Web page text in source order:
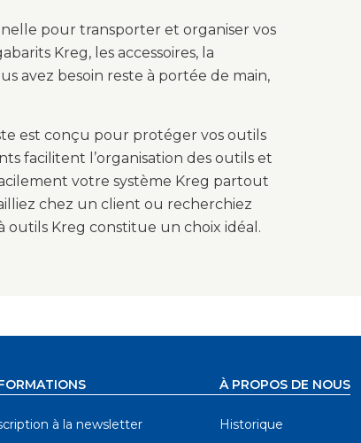
pour transporter et organiser vos
Kreg, les accessoires, la
avez besoin reste à portée de main,
est conçu pour protéger vos outils
facilitent l’organisation des outils et
votre système Kreg partout
chez un client ou recherchiez
Kreg constitue un choix idéal.
à la newsletter
À PROPOS DE NOUS
Historique